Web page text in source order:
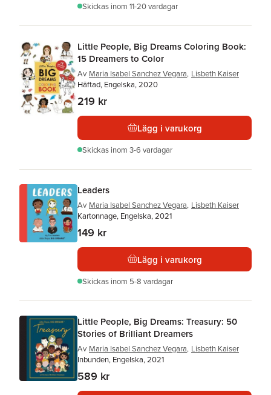
Skickas inom 11-20 vardagar
Little People, Big Dreams Coloring Book:
15 Dreamers to Color
Av Maria Isabel Sanchez Vegara, Lisbeth Kaiser
Häftad, Engelska, 2020
219 kr
Lägg i varukorg
Skickas inom 3-6 vardagar
Leaders
Av Maria Isabel Sanchez Vegara, Lisbeth Kaiser
Kartonnage, Engelska, 2021
149 kr
Lägg i varukorg
Skickas inom 5-8 vardagar
Little People, Big Dreams: Treasury: 50
Stories of Brilliant Dreamers
Av Maria Isabel Sanchez Vegara, Lisbeth Kaiser
Inbunden, Engelska, 2021
589 kr